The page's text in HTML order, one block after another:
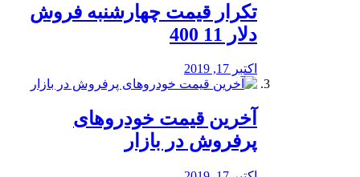
تکرار قیمت چهارشنبه فروش
دلار 11 400
اکتبر 17, 2019
آخرین قیمت خودرو‌های
پرفروش در بازار